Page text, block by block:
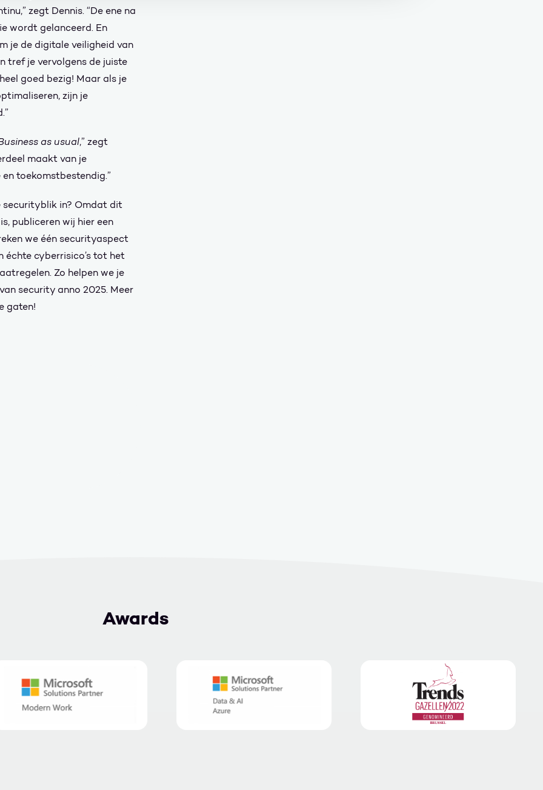
zegt Dennis. “De ene na
wordt gelanceerd. En
je de digitale veiligheid van
tref je vervolgens de juiste
goed bezig! Maar als je
zijn je
as usual,” zegt
maakt van je
toekomstbestendig.”
securityblik in? Omdat dit
publiceren wij hier een
we één securityaspect
échte cyberrisico’s tot het
Zo helpen we je
security anno 2025. Meer
gaten!
Awards